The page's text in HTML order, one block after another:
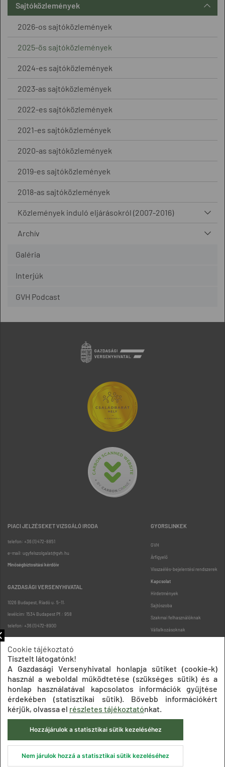
Sajtóközlemények
2026-os sajtóközlemények
2025-ös sajtóközlemények
2024-es sajtóközlemények
2023-as sajtóközlemények
2022-es sajtóközlemények
2021-es sajtóközlemények
2020-as sajtóközlemények
2019-es sajtóközlemények
2018-as sajtóközlemények
Közlemények induló eljárásokról (2007-2016)
Archív
Galéria
Interjúk
GVH Podcast
PIACI JELZÉSEKET VIZSGÁLÓ IRODA
telefon: +36 (1) 472-8851
e-mail: ugyfelszolgalat@gvh.hu
Minőségbiztosítási kérdőív
GAZDASÁGI VERSENYHIVATAL
1026 Budapest, Riadó u. 5-11.
levélcím: 1534 Budapest Pf.: 958
telefon: +36 (1) 472-8900
GYORSLINKEK
GVH
Árfigyelő
Visszaélés-bejelentési rendszerek
Kapcsolat
Hirdetmények
Sajtószoba
Szakmai felhasználóknak
Vállalkozásoknak
Oldaltérkép
Impresszum Adatkezelési tájékoztatók
Akadálymentesítési nyilatkozat
Közadatkereső
Süti beállítások ÁSZF
© 2020 Gazdasági Versenyhivatal
Cookie tájékoztató
Tisztelt látogatónk!
A Gazdasági Versenyhivatal honlapja sütiket (cookie-k)
használ a weboldal működtetése (szükséges sütik) és a
honlap használatával kapcsolatos információk gyűjtése
érdekében (statisztikai sütik). Bővebb információkért
kérjük, olvassa el részletes tájékoztatónkat.
Hozzájárulok a statisztikai sütik kezeléséhez
Nem járulok hozzá a statisztikai sütik kezeléséhez